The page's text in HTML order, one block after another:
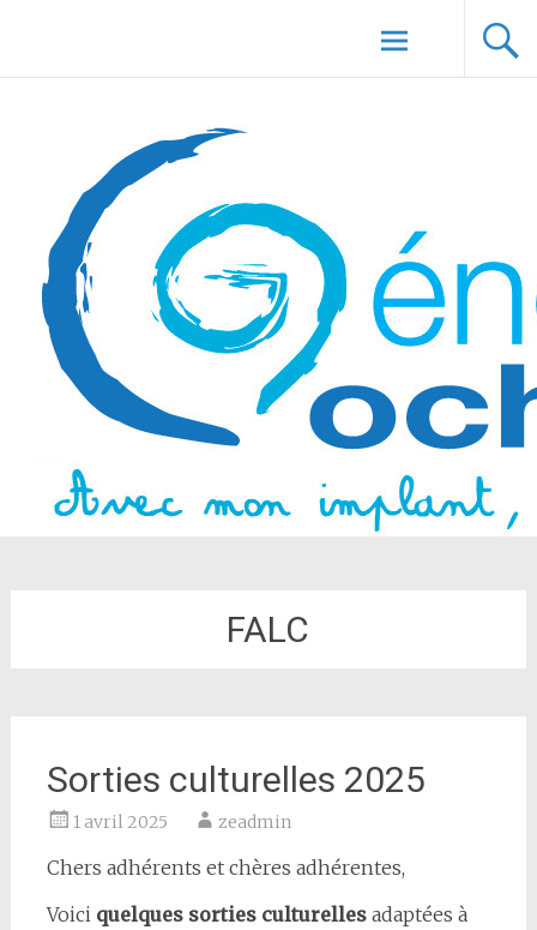
Aller au
contenu
principal
FALC
Sorties culturelles 2025
1 avril 2025 zeadmin
Chers adhérents et chères adhérentes,
Voici quelques sorties culturellesadaptées à